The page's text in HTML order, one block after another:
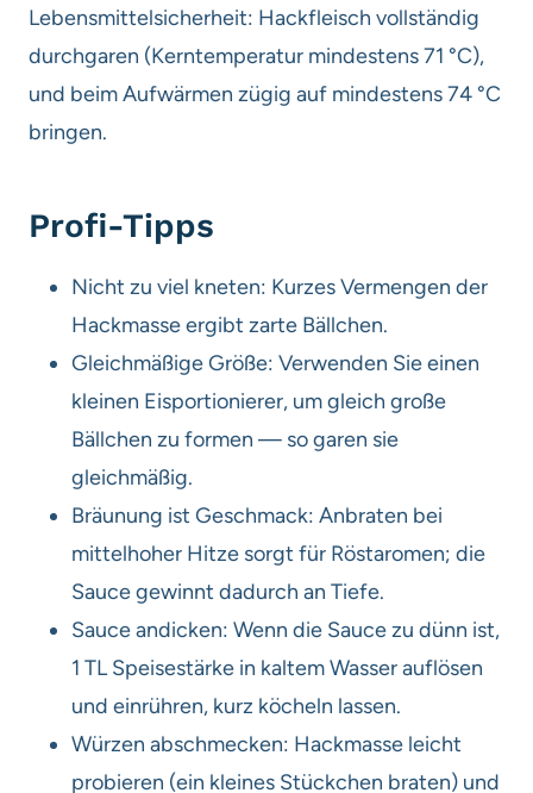
Lebensmittelsicherheit: Hackfleisch vollständig
durchgaren (Kerntemperatur mindestens 71 °C),
und beim Aufwärmen zügig auf mindestens 74 °C
bringen.
Profi-Tipps
Nicht zu viel kneten: Kurzes Vermengen der
Hackmasse ergibt zarte Bällchen.
Gleichmäßige Größe: Verwenden Sie einen
kleinen Eisportionierer, um gleich große
Bällchen zu formen — so garen sie
gleichmäßig.
Bräunung ist Geschmack: Anbraten bei
mittelhoher Hitze sorgt für Röstaromen; die
Sauce gewinnt dadurch an Tiefe.
Sauce andicken: Wenn die Sauce zu dünn ist,
1 TL Speisestärke in kaltem Wasser auflösen
und einrühren, kurz köcheln lassen.
Würzen abschmecken: Hackmasse leicht
probieren (ein kleines Stückchen braten) und